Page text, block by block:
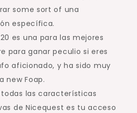
some sort of una
específica.
es una para las mejores
para ganar peculio si eres
aficionado, y ha sido muy
new Foap.
todas las características
de Nicequest es tu acceso